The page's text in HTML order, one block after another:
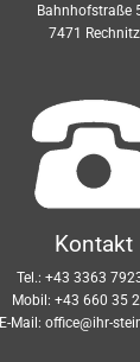
Bahnhofstraße
7471 Rechnitz
Kontakt
Tel.: +43 3363
Mobil: +43 660 35
E-Mail: office@ihr-